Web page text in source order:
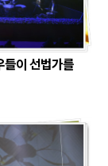
들이 선법가를